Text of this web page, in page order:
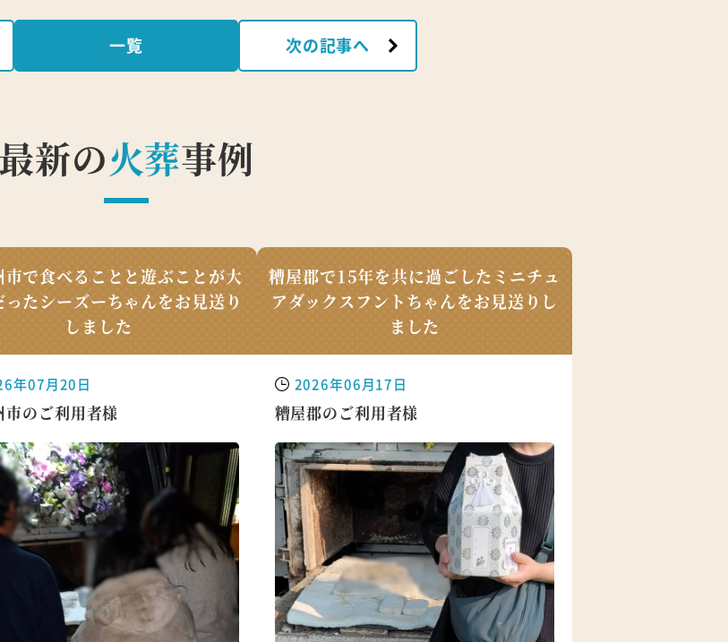
一覧 次の記事へ
最新の火葬事例
市で食べることと遊ぶことが大
ったシーズーちゃんをお見送り
しました
年07月20日
市のご利用者様
糟屋郡で15年を共に過ごしたミニチュ
アダックスフントちゃんをお見送りし
ました
2026年06月17日
糟屋郡のご利用者様